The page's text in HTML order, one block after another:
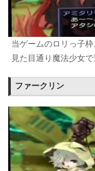
当ゲームのロリっ子枠
見た目通り魔法少女
ファークリン